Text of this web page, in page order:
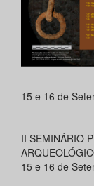
15 e 16 de
II SEMINÁRIO
15 e 16 de